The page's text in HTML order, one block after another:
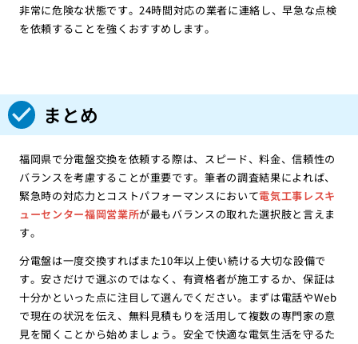
非常に危険な状態です。24時間対応の業者に連絡し、早急な点検
を依頼することを強くおすすめします。
まとめ
福岡県で分電盤交換を依頼する際は、スピード、料金、信頼性の
バランスを考慮することが重要です。筆者の調査結果によれば、
緊急時の対応力とコストパフォーマンスにおいて電気工事レスキ
ューセンター福岡営業所が最もバランスの取れた選択肢と言えま
す。
分電盤は一度交換すればまた10年以上使い続ける大切な設備で
す。安さだけで選ぶのではなく、有資格者が施工するか、保証は
十分かといった点に注目して選んでください。まずは電話やWeb
で現在の状況を伝え、無料見積もりを活用して複数の専門家の意
見を聞くことから始めましょう。安全で快適な電気生活を守るた